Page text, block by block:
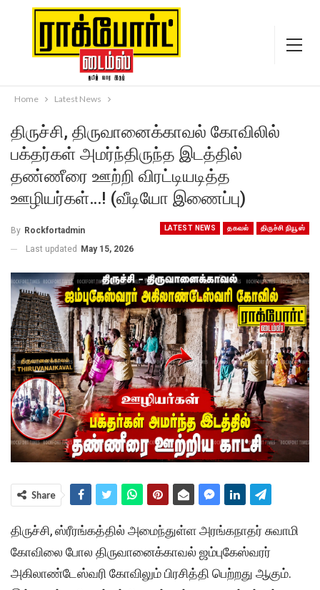
Home Latest News
திருச்சி, திருவானைக்காவல் கோவிலில்
பக்தர்கள் அமர்ந்திருந்த இடத்தில்
தண்ணீரை ஊற்றி விரட்டியடித்த
ஊழியர்கள்…! (வீடியோ இணைப்பு)
LATEST NEWS தகவல் திருச்சி நியூஸ்
By Rockfortadmin
Last updated May 15, 2026
Share
திருச்சி, ஸ்ரீரங்கத்தில் அமைந்துள்ள அரங்கநாதர் சுவாமி
கோவிலை போல திருவானைக்காவல் ஜம்புகேஸ்வரர்
அகிலாண்டேஸ்வரி கோவிலும் பிரசித்தி பெற்றது ஆகும்.